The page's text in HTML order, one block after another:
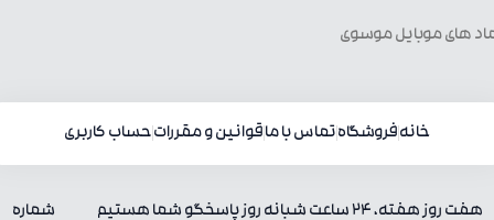
های موبایل موسوی
خانهفروشگاهتماس با ماقوانین و مقرراتحساب کاربری
هفت روز هفته، 24 ساعت شبانه روز پاسخگو شما هستیم شماره